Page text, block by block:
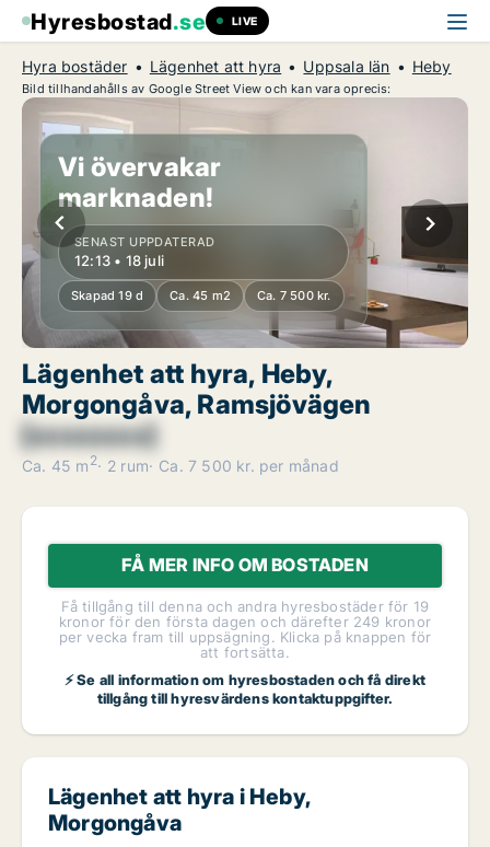
Hyresbostad.se LIVE
Hyra bostäder Lägenhet att hyra Uppsala län Heby
Bild tillhandahålls av Google Street View och kan vara oprecis:
Vi övervakar
marknaden!
SENAST UPPDATERAD
12:13 • 18 juli
Skapad 19 d Ca. 45 m2 Ca. 7 500 kr.
Lägenhet att hyra, Heby,
Morgongåva, Ramsjövägen
[xxxxxxxx]
Ca. 45 m 2 2 rum Ca. 7 500 kr. per månad
FÅ MER INFO OM BOSTADEN
Få tillgång till denna och andra hyresbostäder för 19
kronor för den första dagen och därefter 249 kronor
per vecka fram till uppsägning. Klicka på knappen för
att fortsätta.
⚡ Se all information om hyresbostaden och få direkt
tillgång till hyresvärdens kontaktuppgifter.
Lägenhet att hyra i Heby,
Morgongåva